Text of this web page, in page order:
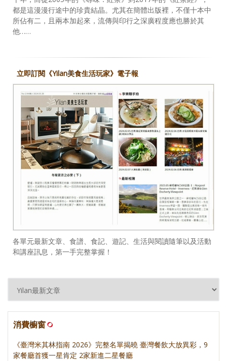
都是這漫漫行途中的珍貴結晶。尤其在簡體出版裡，不僅十本中
所佔有二，且兩本加起來，流傳與印行之深廣程度應也勝於其
他……
立即訂閱《Yilan美食生活玩家》電子報
各單元最新文章、食譜、食記、遊記、生活與閱讀隨筆以及活動
和講座訊息，第一手完整掌握！
消費櫥窗
《臺灣米其林指南 2026》完整名單揭曉 臺灣餐飲大放異彩，9
家餐廳首獲一星肯定 2家新進二星餐廳